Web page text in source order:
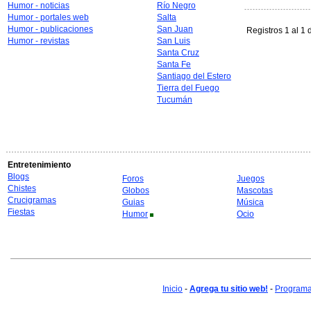
Humor - noticias
Humor - portales web
Humor - publicaciones
Humor - revistas
Río Negro
Salta
San Juan
San Luis
Santa Cruz
Santa Fe
Santiago del Estero
Tierra del Fuego
Tucumán
Registros 1 al 1
Entretenimiento
Blogs
Chistes
Crucigramas
Fiestas
Foros
Globos
Guias
Humor
Juegos
Mascotas
Música
Ocio
Inicio - Agrega tu sitio web! -